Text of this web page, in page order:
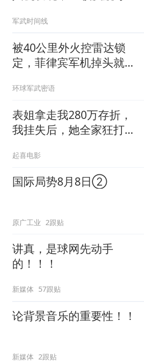
遭重锤
军武时间线
被40公里外火控雷达锁
定，菲律宾军机掉头就
场
环球军武密语
表姐拿走我280万存折，
我挂失后，她全家狂打
起喜电影
国际局势8月8日②
原广工业 2跟贴
讲真，是球网先动手
的！！！
新媒体 57跟贴
论背景音乐的重要性！！
新媒体 2跟贴